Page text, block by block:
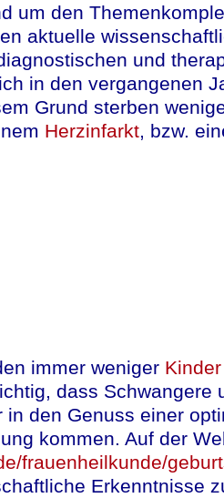
die Allergiker der
DieUS-
Omalizumabnun
Lebensjahr
kann in Zukunft
Falsch
in 95% der
Penicillin-
um den
aktuelle
und
in den vergangenen
Grund sterben
Herzinfarkt, bzw.
immer weniger Kinder
dass Schwangere
in den Genuss einer
kommen. Auf der
frauenheilkunde/
Erkenntnisse